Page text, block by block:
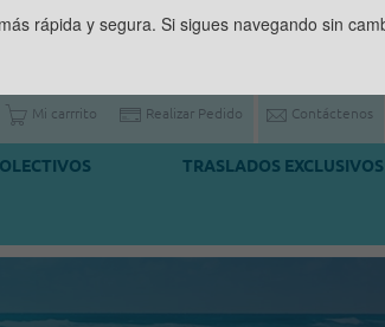
Mi carrrito Realizar Pedido Contáctenos
TRASLADOS EXCLUSIVOS
rápida y segura. Si sigues navegando sin